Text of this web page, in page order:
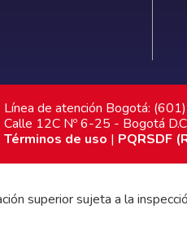
Línea de atención Bogotá:
Calle 12C Nº 6-25 - Bogotá
Términos de uso | PQRSDF
superior sujeta a la